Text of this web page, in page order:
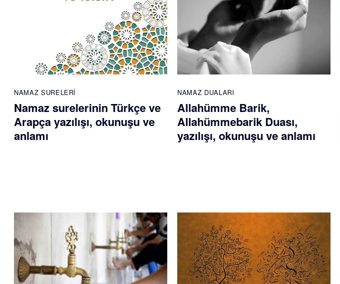
NAMAZ SURELERI
Namaz surelerinin Türkçe ve
Arapça yazılışı, okunuşu ve
anlamı
NAMAZ DUALARI
Allahümme Barik,
Allahümmebarik Duası,
yazılışı, okunuşu ve anlamı